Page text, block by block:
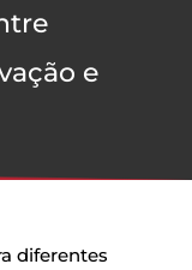
e
diferentes